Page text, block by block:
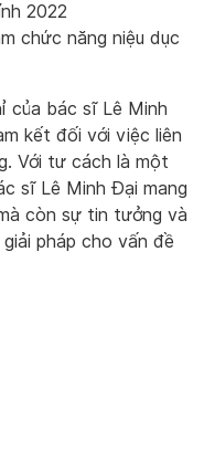
2022
chức năng niệu dục
của bác sĩ Lê Minh
kết đối với việc liên
Với tư cách là một
sĩ Lê Minh Đại mang
còn sự tin tưởng và
pháp cho vấn đề